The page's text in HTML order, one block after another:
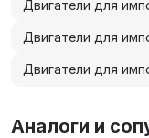
Двигатели для
Двигатели для
Двигатели для
Аналоги и